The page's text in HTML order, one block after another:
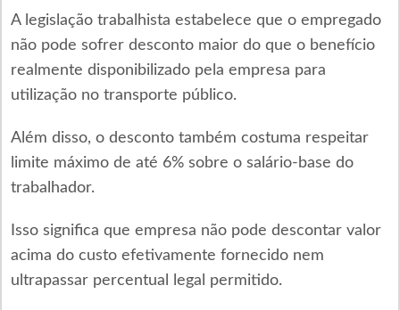
A legislação trabalhista estabelece que o empregado
não pode sofrer desconto maior do que o benefício
realmente disponibilizado pela empresa para
utilização no transporte público.
Além disso, o desconto também costuma respeitar
limite máximo de até 6% sobre o salário-base do
trabalhador.
Isso significa que empresa não pode descontar valor
acima do custo efetivamente fornecido nem
ultrapassar percentual legal permitido.